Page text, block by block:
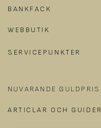
BANKFACK
WEBBUTIK
SERVICEPUNKTER
NUVARANDE GULDPRIS
ARTICLAR OCH GUIDER